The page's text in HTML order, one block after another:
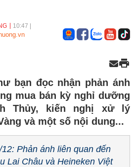
10:47
bạn đọc nhận phản ánh
mua bán kỳ nghỉ dưỡng
Thủy, kiến nghị xử lý
và một số nội dung...
Phản ánh liên quan đến
Lai Châu và Heineken Việt